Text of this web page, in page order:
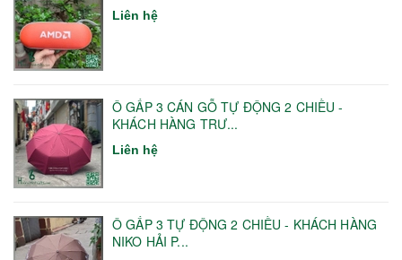
Liên hệ
Ô GẤP 3 CÁN GỖ TỰ ĐỘNG 2 CHIỀU -
KHÁCH HÀNG TRƯ...
Liên hệ
Ô GẤP 3 TỰ ĐỘNG 2 CHIỀU - KHÁCH HÀNG
NIKO HẢI P...